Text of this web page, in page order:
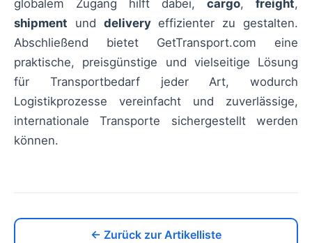
globalem Zugang hilft dabei, cargo, freight,
shipment und deliveryeffizienter zu gestalten.
Abschließend bietet GetTransport.com eine
praktische, preisgünstige und vielseitige Lösung
für Transportbedarf jeder Art, wodurch
Logistikprozesse vereinfacht und zuverlässige,
internationale Transporte sichergestellt werden
können.
← Zurück zur Artikelliste